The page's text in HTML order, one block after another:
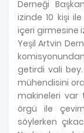
Derneği
izinde 10 kişi ile
içeri girmesine
Yeşil Artvin
komisyonundan
getirdi vali
mühendisini
makineleri var
örgü ile
söylerken